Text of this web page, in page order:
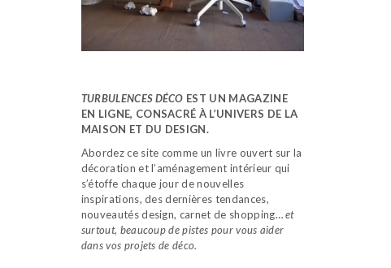
TURBULENCES DÉCO EST UN MAGAZINE
EN LIGNE, CONSACRÉ À L’UNIVERS DE LA
MAISON ET DU DESIGN.
Abordez ce site comme un livre ouvert sur la
décoration et l’aménagement intérieur qui
s’étoffe chaque jour de nouvelles
inspirations, des dernières tendances,
nouveautés design, carnet de shopping…et
surtout, beaucoup de pistes pour vous aider
dans vos projets de déco.